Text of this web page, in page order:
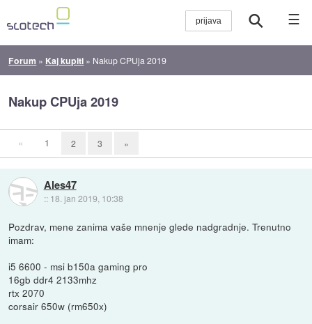
☰
Forum » Kaj kupiti » Nakup CPUja 2019
Nakup CPUja 2019
« 1 2 3 »
Ales47
:: 18. jan 2019, 10:38
Pozdrav, mene zanima vaše mnenje glede nadgradnje. Trenutno
imam:
i5 6600 - msi b150a gaming pro
16gb ddr4 2133mhz
rtx 2070
corsair 650w (rm650x)